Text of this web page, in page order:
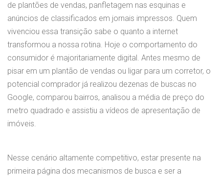
de plantões de vendas, panfletagem nas esquinas e
anúncios de classificados em jornais impressos. Quem
vivenciou essa transição sabe o quanto a internet
transformou a nossa rotina. Hoje o comportamento do
consumidor é majoritariamente digital. Antes mesmo de
pisar em um plantão de vendas ou ligar para um corretor, o
potencial comprador já realizou dezenas de buscas no
Google, comparou bairros, analisou a média de preço do
metro quadrado e assistiu a vídeos de apresentação de
imóveis.
Nesse cenário altamente competitivo, estar presente na
primeira página dos mecanismos de busca e ser a